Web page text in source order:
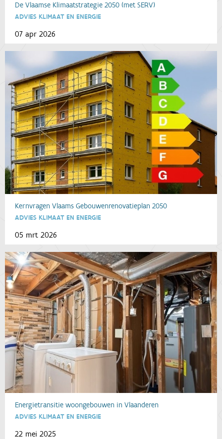
De Vlaamse Klimaatstrategie 2050 (met SERV)
ADVIES KLIMAAT EN ENERGIE
07 apr 2026
Kernvragen Vlaams Gebouwenrenovatieplan 2050
ADVIES KLIMAAT EN ENERGIE
05 mrt 2026
Energietransitie woongebouwen in Vlaanderen
ADVIES KLIMAAT EN ENERGIE
22 mei 2025